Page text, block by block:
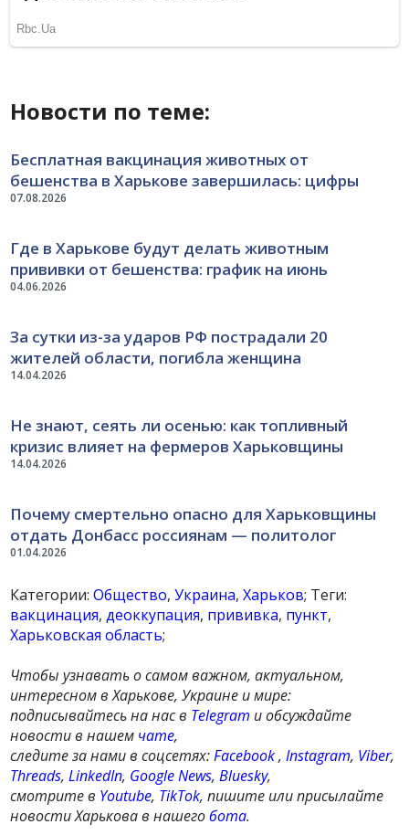
Новости по теме:
07.08.2026
Бесплатная вакцинация животных от
бешенства в Харькове завершилась: цифры
04.06.2026
Где в Харькове будут делать животным
прививки от бешенства: график на июнь
14.04.2026
За сутки из-за ударов РФ пострадали 20
жителей области, погибла женщина
14.04.2026
Не знают, сеять ли осенью: как топливный
кризис влияет на фермеров Харьковщины
01.04.2026
Почему смертельно опасно для Харьковщины
отдать Донбасс россиянам — политолог
Категории:Общество,Украина,Харьков; Теги:
вакцинация,деоккупация, прививка, пункт,
Харьковская область;
Чтобы узнавать о самом важном, актуальном,
интересном в Харькове, Украине и мире:
подписывайтесь на нас в Telegram и обсуждайте
новости в нашем чате,
следите за нами в соцсетях:Facebook,Instagram, Viber,
Threads,LinkedIn, Google News,Bluesky,
смотрите в Youtube, TikTok, пишите или присылайте
новости Харькова в нашегобота.